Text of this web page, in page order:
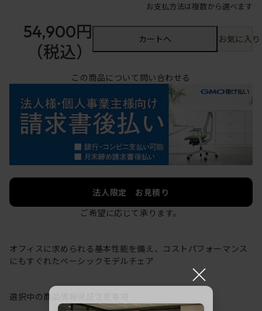
お支払方法は複数から選べます
54,900円
（税込）
カートへ お気に入
この商品について問い合わせる
法人限定 お見積り
ご希望に応じて承ります。
オフィスに求められる基本性能を備え、コストパフォーマンス
にもすぐれたベーシックモデルチェア
選択中の商品情報
×